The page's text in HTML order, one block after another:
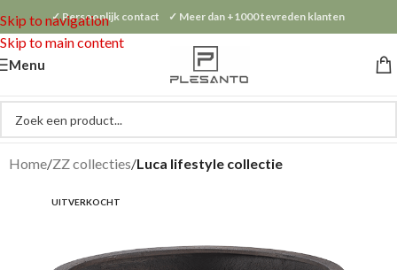
Skip to navigation
Skip to main content
✓ Persoonlijk contact ✓ Meer dan +1000 tevreden klanten
Menu
Home ZZ collecties Luca lifestyle collectie
UITVERKOCHT